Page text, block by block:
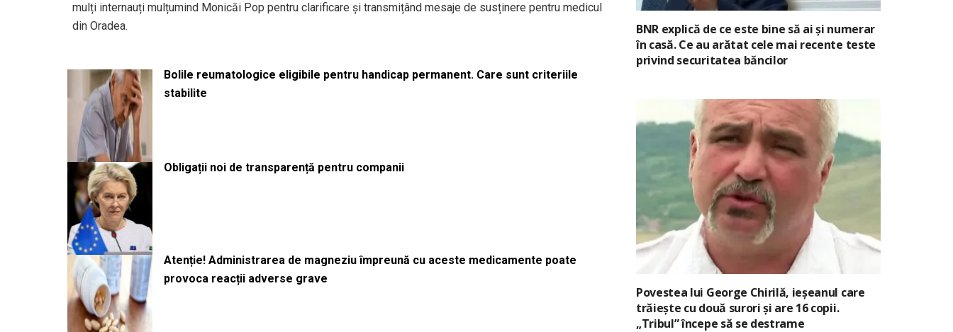
mulți internauți mulțumind Monicăi Pop pentru clarificare și transmițând mesaje de susținere pentru medicul
din Oradea.
Bolile reumatologice eligibile pentru handicap permanent. Care sunt criteriile
stabilite
Obligații noi de transparență pentru companii
Atenție! Administrarea de magneziu împreună cu aceste medicamente poate
provoca reacții adverse grave
BNR explică de ce este bine să ai și numerar
în casă. Ce au arătat cele mai recente teste
privind securitatea băncilor
Povestea lui George Chirilă, ieșeanul care
trăiește cu două surori și are 16 copii.
„Tribul” începe să se destrame